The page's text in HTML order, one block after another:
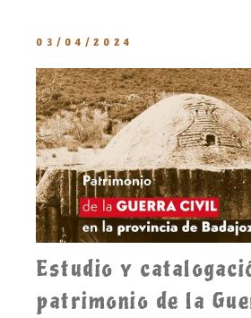
03/04/2024
Estudio y
patrimonio de la